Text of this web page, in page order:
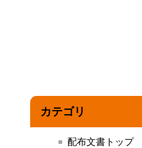
カテゴリ
配布文書トップ